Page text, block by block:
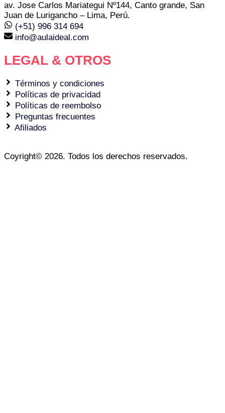
av. Jose Carlos Mariategui Nº144, Canto grande, San
Juan de Lurigancho – Lima, Perú.
(+51) 996 314 694
info@aulaideal.com
LEGAL & OTROS
Términos y condiciones
Políticas de privacidad
Políticas de reembolso
Preguntas frecuentes
Afiliados
Coyright© 2026. Todos los derechos reservados.